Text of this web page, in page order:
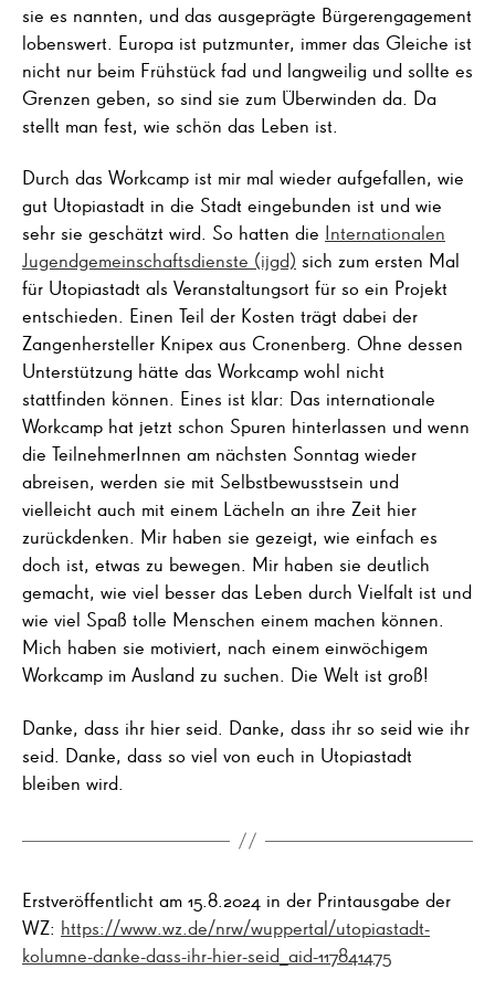
sie es nannten, und das ausgeprägte Bürgerengagement
lobenswert. Europa ist putzmunter, immer das Gleiche ist
nicht nur beim Frühstück fad und langweilig und sollte es
Grenzen geben, so sind sie zum Überwinden da. Da
stellt man fest, wie schön das Leben ist.
Durch das Workcamp ist mir mal wieder aufgefallen, wie
gut Utopiastadt in die Stadt eingebunden ist und wie
sehr sie geschätzt wird. So hatten die Internationalen
Jugendgemeinschaftsdienste (ijgd) sich zum ersten Mal
für Utopiastadt als Veranstaltungsort für so ein Projekt
entschieden. Einen Teil der Kosten trägt dabei der
Zangenhersteller Knipex aus Cronenberg. Ohne dessen
Unterstützung hätte das Workcamp wohl nicht
stattfinden können. Eines ist klar: Das internationale
Workcamp hat jetzt schon Spuren hinterlassen und wenn
die TeilnehmerInnen am nächsten Sonntag wieder
abreisen, werden sie mit Selbstbewusstsein und
vielleicht auch mit einem Lächeln an ihre Zeit hier
zurückdenken. Mir haben sie gezeigt, wie einfach es
doch ist, etwas zu bewegen. Mir haben sie deutlich
gemacht, wie viel besser das Leben durch Vielfalt ist und
wie viel Spaß tolle Menschen einem machen können.
Mich haben sie motiviert, nach einem einwöchigem
Workcamp im Ausland zu suchen. Die Welt ist groß!
Danke, dass ihr hier seid. Danke, dass ihr so seid wie ihr
seid. Danke, dass so viel von euch in Utopiastadt
bleiben wird.
Erstveröffentlicht am 15.8.2024 in der Printausgabe der
WZ: https://www.wz.de/nrw/wuppertal/utopiastadt-
kolumne-danke-dass-ihr-hier-seid_aid-117841475